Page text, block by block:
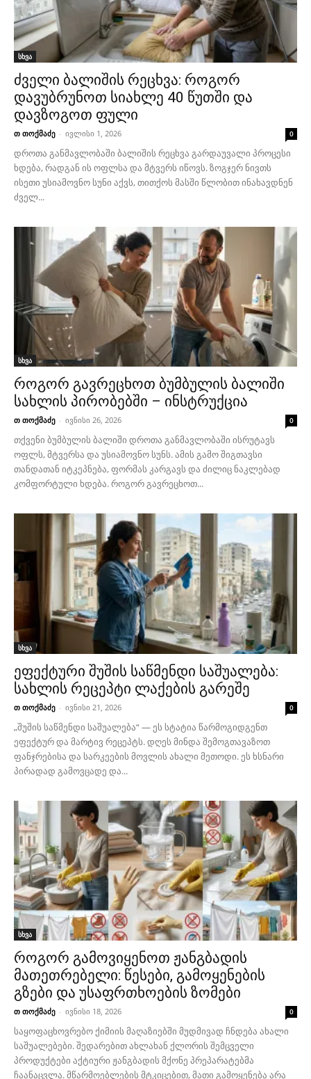
სხვა
ძველი ბალიშის რეცხვა: როგორ
დავუბრუნოთ სიახლე 40 წუთში და
დავზოგოთ ფული
თ თოქმაძე - ივლისი 1, 2026 0
დროთა განმავლობაში ბალიშის რეცხვა გარდაუვალი პროცესი
ხდება, რადგან ის ოფლსა და მტვერს იწოვს. ზოგჯერ ნივთს
ისეთი უსიამოვნო სუნი აქვს, თითქოს მასში წლობით ინახავდნენ
ძველ...
სხვა
როგორ გავრეცხოთ ბუმბულის ბალიში
სახლის პირობებში – ინსტრუქცია
თ თოქმაძე - ივნისი 26, 2026 0
თქვენი ბუმბულის ბალიში დროთა განმავლობაში ისრუტავს
ოფლს, მტვერსა და უსიამოვნო სუნს. ამის გამო შიგთავსი
თანდათან იტკეპნება, ფორმას კარგავს და ძილიც ნაკლებად
კომფორტული ხდება. როგორ გავრეცხოთ...
სხვა
ეფექტური შუშის საწმენდი საშუალება:
სახლის რეცეპტი ლაქების გარეშე
თ თოქმაძე - ივნისი 21, 2026 0
„შუშის საწმენდი საშუალება“ — ეს სტატია წარმოგიდგენთ
ეფექტურ და მარტივ რეცეპტს. დღეს მინდა შემოგთავაზოთ
ფანჯრებისა და სარკეების მოვლის ახალი მეთოდი. ეს ხსნარი
პირადად გამოვცადე და...
სხვა
როგორ გამოვიყენოთ ჟანგბადის
მათეთრებელი: წესები, გამოყენების
გზები და უსაფრთხოების ზომები
თ თოქმაძე - ივნისი 18, 2026 0
საყოფაცხოვრებო ქიმიის მაღაზიებში მუდმივად ჩნდება ახალი
საშუალებები. შედარებით ახლახან ქლორის შემცველი
პროდუქტები აქტიური ჟანგბადის მქონე პრეპარატებმა
ჩაანაცვლა. მწარმოებლების მტკიცებით, მათი გამოყენება არა